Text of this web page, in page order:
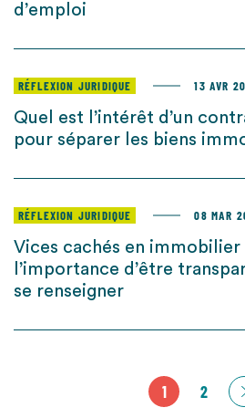
d’emploi
RÉFLEXION JURIDIQUE 13 AVR
Quel est l’intérêt d’un
pour séparer les biens
RÉFLEXION JURIDIQUE 08 MAR
Vices cachés en immobilier
l’importance d’être
se renseigner
1 2